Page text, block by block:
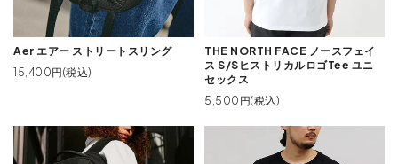
Aer エアー ストリートスリング
15,400円(税込)
THE NORTH FACE ノースフェイ
ス S/SヒストリカルロゴTee ユニ
セックス
5,500円(税込)